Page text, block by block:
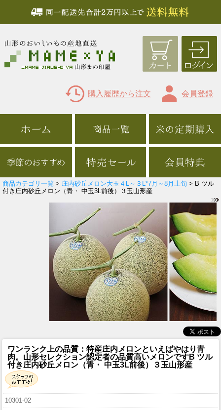
購入履歴から注文 会員登録
商品カテゴリ一覧 > 庄内砂丘メロン大玉４L～３L*7月～8月上旬 > B ツル
付き庄内砂丘メロン（青・ 中玉3L前後）３玉山形産
ワンランク上の品質：特産庄内メロンといえばやはり青
肉。山形セレクション認定者の品質高いメロンですB ツル
付き庄内砂丘メロン（青・ 中玉3L前後）３玉山形産
10301-02